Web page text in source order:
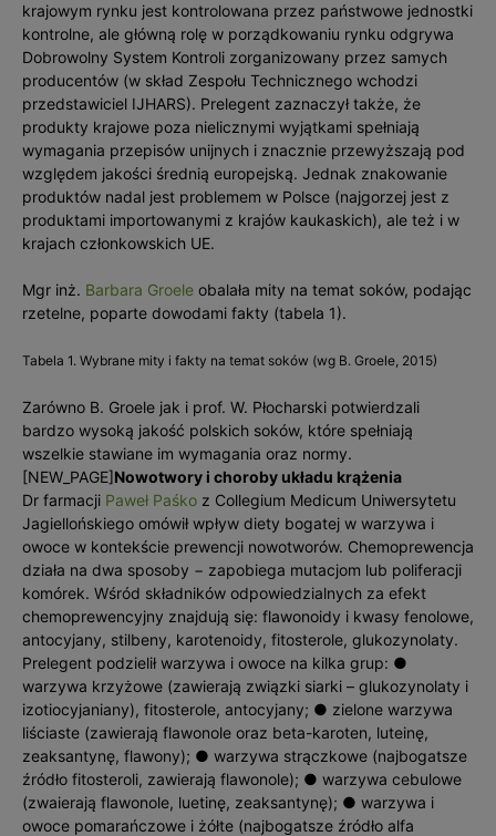
krajowym rynku jest kontrolowana przez państwowe jednostki
kontrolne, ale główną rolę w porządkowaniu rynku odgrywa
Dobrowolny System Kontroli zorganizowany przez samych
producentów (w skład Zespołu Technicznego wchodzi
przedstawiciel IJHARS). Prelegent zaznaczył także, że
produkty krajowe poza nielicznymi wyjątkami spełniają
wymagania przepisów unijnych i znacznie przewyższają pod
względem jakości średnią europejską. Jednak znakowanie
produktów nadal jest problemem w Polsce (najgorzej jest z
produktami importowanymi z krajów kaukaskich), ale też i w
krajach członkowskich UE.
Mgr inż. Barbara Groele obalała mity na temat soków, podając
rzetelne, poparte dowodami fakty (tabela 1).
Tabela 1. Wybrane mity i fakty na temat soków (wg B. Groele, 2015)
Zarówno B. Groele jak i prof. W. Płocharski potwierdzali
bardzo wysoką jakość polskich soków, które spełniają
wszelkie stawiane im wymagania oraz normy.
[NEW_PAGE]Nowotwory i choroby układu krążenia
Dr farmacji Paweł Paśko z Collegium Medicum Uniwersytetu
Jagiellońskiego omówił wpływ diety bogatej w warzywa i
owoce w kontekście prewencji nowotworów. Chemoprewencja
działa na dwa sposoby − zapobiega mutacjom lub poliferacji
komórek. Wśród składników odpowiedzialnych za efekt
chemoprewencyjny znajdują się: flawonoidy i kwasy fenolowe,
antocyjany, stilbeny, karotenoidy, fitosterole, glukozynolaty.
Prelegent podzielił warzywa i owoce na kilka grup: ●
warzywa krzyżowe (zawierają związki siarki – glukozynolaty i
izotiocyjaniany), fitosterole, antocyjany; ● zielone warzywa
liściaste (zawierają flawonole oraz beta-karoten, luteinę,
zeaksantynę, flawony); ● warzywa strączkowe (najbogatsze
źródło fitosteroli, zawierają flawonole); ● warzywa cebulowe
(zwaierają flawonole, luetinę, zeaksantynę); ● warzywa i
owoce pomarańczowe i żółte (najbogatsze źródło alfa